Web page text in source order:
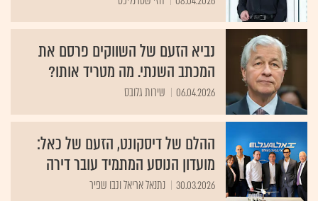
נביא הזעם של השווקים פרסם את
המכתב השנתי. מה מטריד אותו?
06.04.2026 שירות גלובס
ההלם של דיסקונט, הזעם של כאל:
מועדון הנוסע המתמיד עובר דירה
30.03.2026 נתנאל אריאל ונבו שפיר